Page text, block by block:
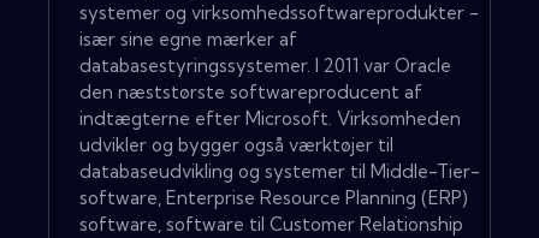
systemer og virksomhedssoftwareprodukter -
især sine egne mærker af
databasestyringssystemer. I 2011 var Oracle
den næststørste softwareproducent af
indtægterne efter Microsoft. Virksomheden
udvikler og bygger også værktøjer til
databaseudvikling og systemer til Middle-Tier-
software, Enterprise Resource Planning (ERP)
software, software til Customer Relationship